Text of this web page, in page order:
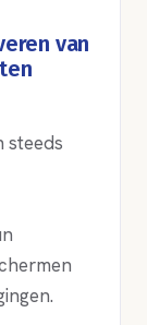
van
steeds